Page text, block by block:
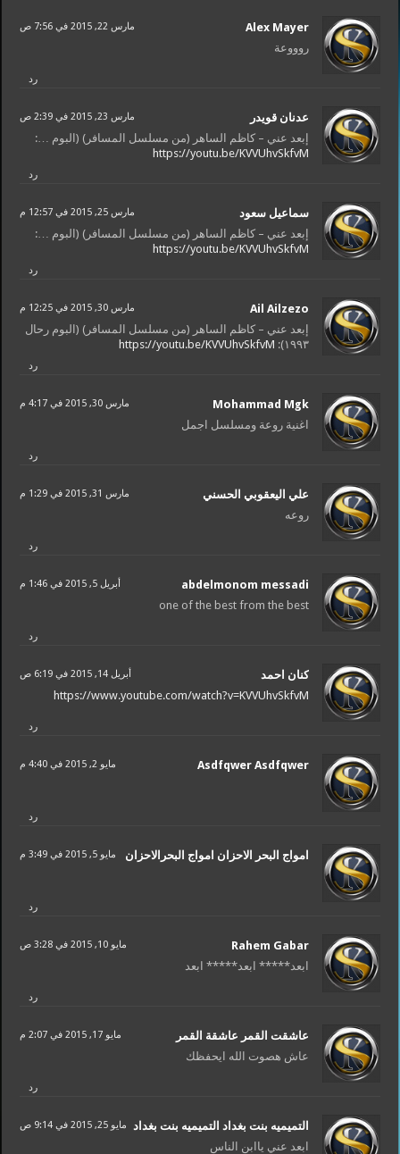
Alex Mayer مارس 22, 2015 في 7:56 ص
روووعة
رد
عدنان قويدر مارس 23, 2015 في 2:39 ص
إبعد عني – كاظم الساهر (من مسلسل المسافر) (البوم …:
https://youtu.be/KVVUhvSkfvM
رد
سماعيل سعود مارس 25, 2015 في 12:57 م
إبعد عني – كاظم الساهر (من مسلسل المسافر) (البوم …:
https://youtu.be/KVVUhvSkfvM
رد
Ail Ailzezo مارس 30, 2015 في 12:25 م
إبعد عني – كاظم الساهر (من مسلسل المسافر) (البوم رحال
١٩٩٣):
https://youtu.be/KVVUhvSkfvM
رد
Mohammad Mgk مارس 30, 2015 في 4:17 م
اغنية روعة ومسلسل اجمل
رد
علي اليعقوبي الحسني مارس 31, 2015 في 1:29 م
روعه
رد
abdelmonom messadi أبريل 5, 2015 في 1:46 م
one of the best from the best
رد
‫كنان احمد‬‎ أبريل 14, 2015 في 6:19 ص
https://www.youtube.com/watch?v=KVVUhvSkfvM
رد
Asdfqwer Asdfqwer مايو 2, 2015 في 4:40 م
رد
امواج البحر اﻻحزان امواج البحراﻻحزان مايو 5, 2015 في 3:49 م
رد
Rahem Gabar مايو 10, 2015 في 3:28 ص
ابعد***** ابعد***** ابعد
رد
عاشقت القمر عاشقة القمر مايو 17, 2015 في 2:07 م
عاش هصوت الله ايحفظك
رد
مايو 25, 2015 في 9:14 ص
ابعد عني ياابن الناس